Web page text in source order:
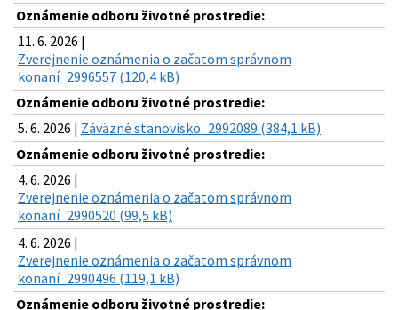
Oznámenie odboru životné prostredie:
11. 6. 2026 |
Zverejnenie oznámenia o začatom správnom
konaní_2996557 (120,4 kB)
Oznámenie odboru životné prostredie:
5. 6. 2026 | Záväzné stanovisko_2992089 (384,1 kB)
Oznámenie odboru životné prostredie:
4. 6. 2026 |
Zverejnenie oznámenia o začatom správnom
konaní_2990520 (99,5 kB)
4. 6. 2026 |
Zverejnenie oznámenia o začatom správnom
konaní_2990496 (119,1 kB)
Oznámenie odboru životné prostredie: